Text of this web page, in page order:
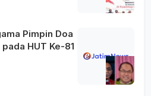
Pimpin Doa
HUT Ke-81